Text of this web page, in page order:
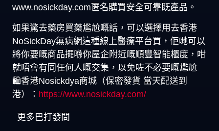
www.nosickday.com匿名購買安全可靠既產品。
如果驚去藥房買藥尷尬嘅話，可以選擇用去香港
NoSickDay無病網這種線上醫療平台買，佢哋可以
將你要嘅商品擺喺你屋企附近嘅順豐智能櫃度，咁
就唔會有同任何人嘅交集，以免咗不必要嘅尷尬
🛍️香港Nosickdya商城（保密發貨 當天配送到
港）： https://www.nosickday.com/
更多巴打發問